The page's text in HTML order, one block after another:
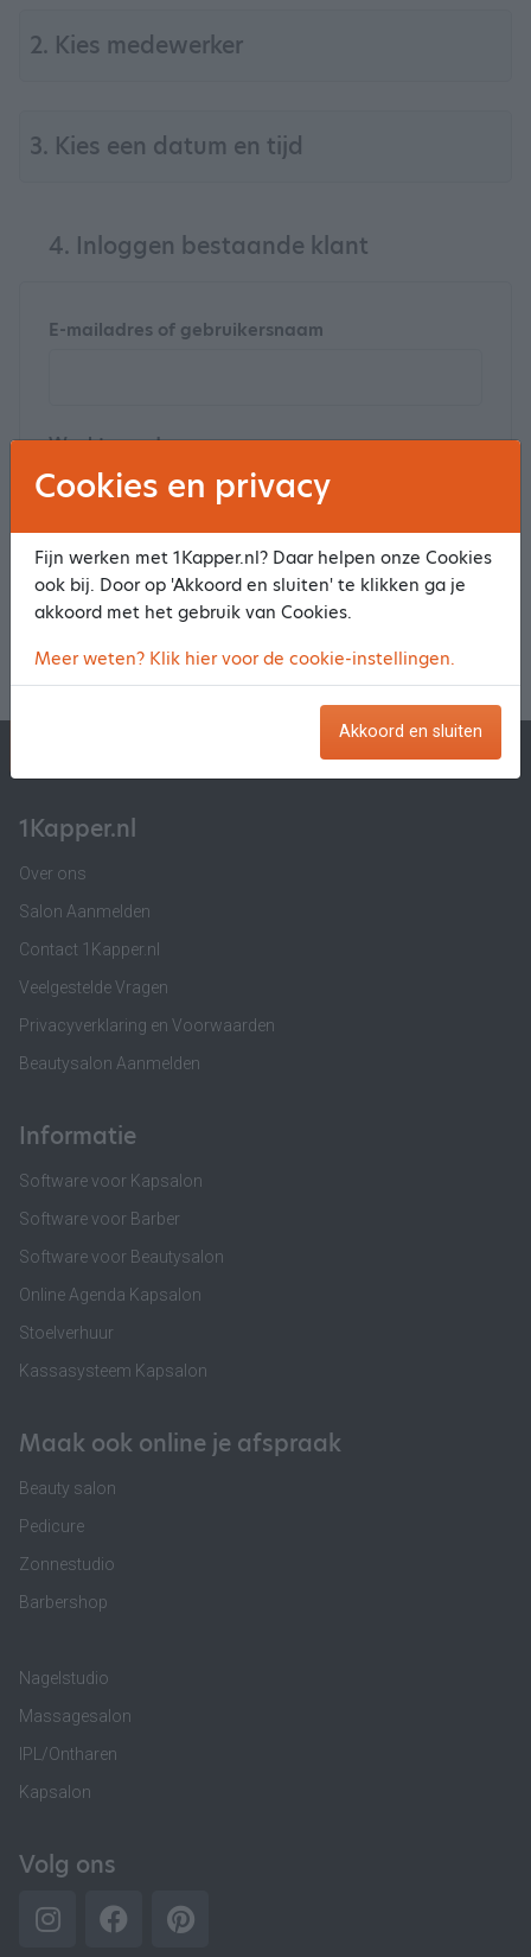
2. Kies medewerker
3. Kies een datum en tijd
4. Inloggen bestaande klant
E-mailadres of gebruikersnaam
Wachtwoord
Klikhierom je wachtwoord opnieuw in te stellen
Log in en maak een reservering
1Kapper.nl
Over ons
Salon Aanmelden
Contact 1Kapper.nl
Veelgestelde Vragen
Privacyverklaring en Voorwaarden
Beautysalon Aanmelden
Informatie
Software voor Kapsalon
Software voor Barber
Software voor Beautysalon
Online Agenda Kapsalon
Stoelverhuur
Kassasysteem Kapsalon
Maak ook online je afspraak
Beauty salon
Pedicure
Zonnestudio
Barbershop
Nagelstudio
Massagesalon
IPL/Ontharen
Kapsalon
Volg ons
Cookies en privacy
Fijn werken met 1Kapper.nl? Daar helpen onze Cookies
ook bij. Door op 'Akkoord en sluiten' te klikken ga je
akkoord met het gebruik van Cookies.
Meer weten? Klik hier voor de cookie-instellingen.
Akkoord en sluiten